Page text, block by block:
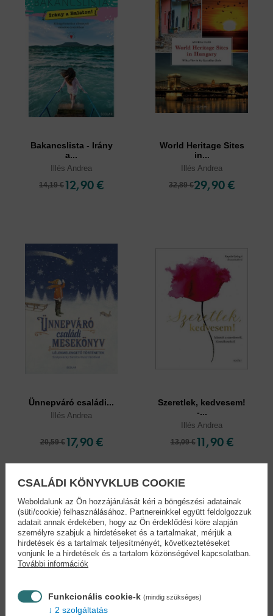
Bakancslista - Irány
a...
Illés Andrea
14,19 €12,90 €
World Heritage Sites
in...
Illés Andrea
32,89 €29,90 €
Ünnepváró családi...
Illés Andrea
20,59 € 17,90 €
Szeretlek, kedvesem!
-...
Illés Andrea
13,09 € 11,90 €
CSALÁDI KÖNYVKLUB COOKIE
Weboldalunk az Ön hozzájárulását kéri a böngészési adatainak
(süti/cookie) felhasználásához. Partnereinkkel együtt feldolgozzuk
adatait annak érdekében, hogy az Ön érdeklődési köre alapján
személyre szabjuk a hirdetéseket és a tartalmakat, mérjük a
hirdetések és a tartalmak teljesítményét, következtetéseket
vonjunk le a hirdetések és a tartalom közönségével kapcsolatban.
További információk
Funkcionális cookie-k (mindig szükséges)
2 szolgáltatás